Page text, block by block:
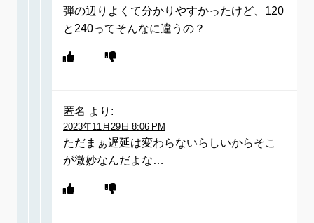
弾の辺りよくて分かりやすかったけど、120
と240ってそんなに違うの？
匿名 より:
2023年11月29日 8:06 PM
ただまぁ遅延は変わらないらしいからそこ
が微妙なんだよな…